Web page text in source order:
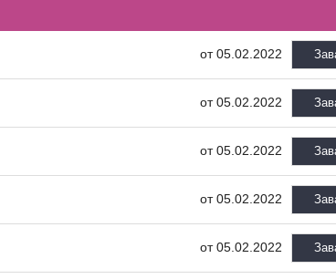
05.02.2022
05.02.2022
05.02.2022
05.02.2022
05.02.2022